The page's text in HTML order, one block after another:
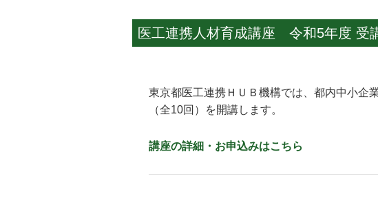
医工連携人材育成講座 令和5年度 受
東京都医工連携ＨＵＢ機構では、都内中小企
（全10回）を開講します。
講座の詳細・お申込みはこちら